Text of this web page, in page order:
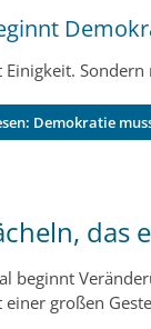
Demokratie
das
beginnt
einer großen